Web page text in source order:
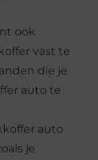
ook
vast te
die je
auto te
auto
je